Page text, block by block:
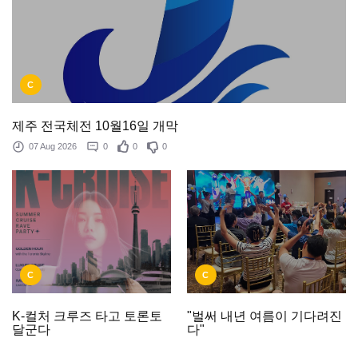
C
제주 전국체전 10월16일 개막
07 Aug 2026 0 0 0
C
K-컬처 크루즈 타고 토론토
달군다
C
"벌써 내년 여름이 기다려진
다"